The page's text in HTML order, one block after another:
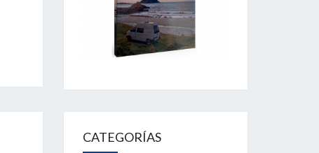
CATEGORÍAS